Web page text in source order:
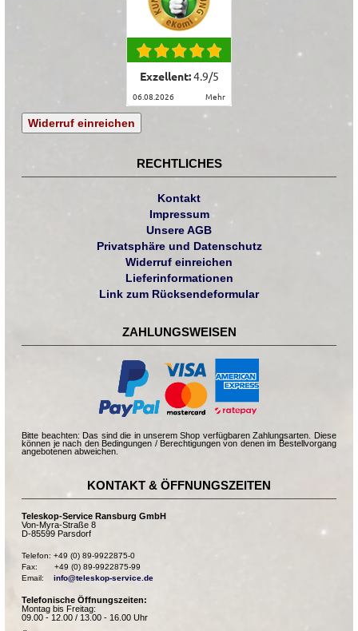
Exzellent:4.9/5
06.08.2026 mehr
Widerruf einreichen
RECHTLICHES
Kontakt
Impressum
Unsere AGB
Privatsphäre und Datenschutz
Widerruf einreichen
Lieferinformationen
Link zum Rücksendeformular
ZAHLUNGSWEISEN
Bitte beachten: Das sind die in unserem Shop verfügbaren Zahlungsarten. Diese
können je nach den Bedingungen / Berechtigungen von denen im Bestellvorgang
angebotenen abweichen.
KONTAKT & ÖFFNUNGSZEITEN
Teleskop-Service Ransburg GmbH
Von-Myra-Straße 8
D-85599 Parsdorf
Telefon: +49 (0) 89-9922875-0
Fax:       +49 (0) 89-9922875-99
Email: info@teleskop-service.de
Telefonische Öffnungszeiten:
Montag bis Freitag:
09.00 - 12.00 / 13.00 - 16.00 Uhr